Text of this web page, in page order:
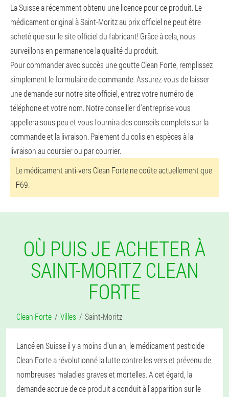
La Suisse a récemment obtenu une licence pour ce produit. Le
médicament original à Saint-Moritz au prix officiel ne peut être
acheté que sur le site officiel du fabricant! Grâce à cela, nous
surveillons en permanence la qualité du produit.
Pour commander avec succès une goutte Clean Forte, remplissez
simplement le formulaire de commande. Assurez-vous de laisser
une demande sur notre site officiel, entrez votre numéro de
téléphone et votre nom. Notre conseiller d'entreprise vous
appellera sous peu et vous fournira des conseils complets sur la
commande et la livraison. Paiement du colis en espèces à la
livraison au coursier ou par courrier.
Le médicament anti-vers Clean Forte ne coûte actuellement que
₣69.
OÙ PUIS JE ACHETER À
SAINT-MORITZ CLEAN
FORTE
Clean Forte Villes Saint-Moritz
Lancé en Suisse il y a moins d'un an, le médicament pesticide
Clean Forte a révolutionné la lutte contre les vers et prévenu de
nombreuses maladies graves et mortelles. A cet égard, la
demande accrue de ce produit a conduit à l'apparition sur le